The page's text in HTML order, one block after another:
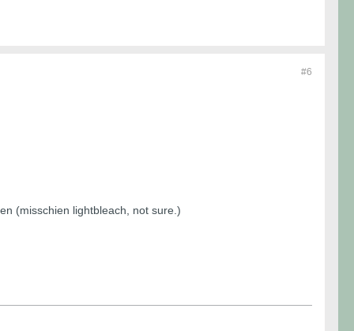
#6
(misschien lightbleach, not sure.)